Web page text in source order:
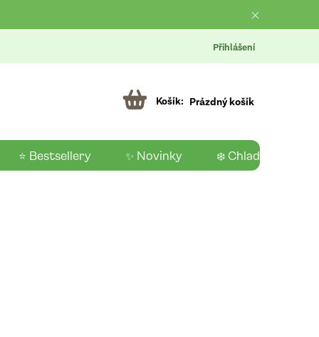
Přihlášení
Prázdný košík
⭐ Bestsellery ✨ Novinky ❄️ Chladící